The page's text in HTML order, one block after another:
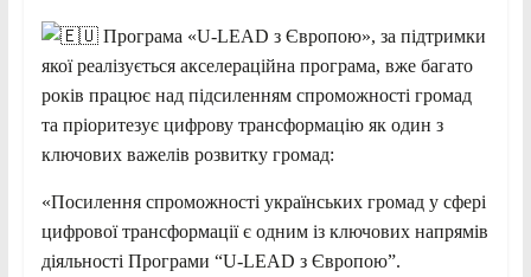
Програма «U-LEAD з Європою», за підтримки
якої реалізується акселераційна програма, вже багато
років працює над підсиленням спроможності громад
та пріоритезує цифрову трансформацію як один з
ключових важелів розвитку громад:
«Посилення спроможності українських громад у сфері
цифрової трансформації є одним із ключових напрямів
діяльності Програми “U-LEAD з Європою”.